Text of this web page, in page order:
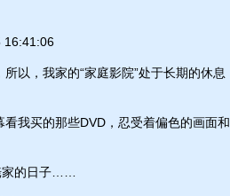
16:41:06
以，我家的“家庭影院”处于长期的休息
我买的那些DVD，忍受着偏色的画面和
家的日子……